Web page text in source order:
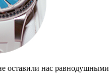
оставили нас равнодушными